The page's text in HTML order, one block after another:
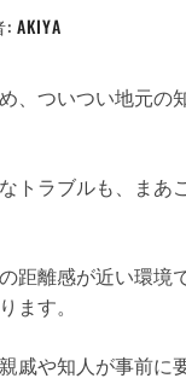
: AKIYA
、ついつい地元の
トラブルも、まあ
距離感が近い環境
ます。
戚や知人が事前に